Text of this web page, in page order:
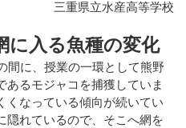
三重県立水産高等学校
に入る魚種の変化
に、授業の一環として熊野
あるモジャコを捕獲していま
くなっている傾向が続いてい
隠れているので、そこへ網を